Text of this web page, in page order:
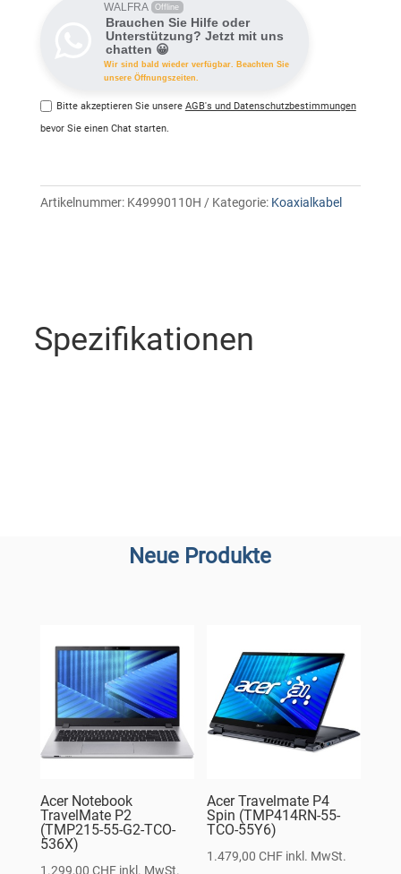
WALFRA Offline
Brauchen Sie Hilfe oder
Unterstützung? Jetzt mit uns
chatten 😀
Wir sind bald wieder verfügbar. Beachten Sie
unsere Öffnungszeiten.
Bitte akzeptieren Sie unsere AGB's und Datenschutzbestimmungen
bevor Sie einen Chat starten.
Artikelnummer: K49990110H Kategorie: Koaxialkabel
Spezifikationen
Neue Produkte
Acer Notebook
TravelMate P2
(TMP215-55-G2-TCO-
536X)
1.299,00 CHF inkl. MwSt.
Acer Travelmate P4
Spin (TMP414RN-55-
TCO-55Y6)
1.479,00CHF inkl. MwSt.